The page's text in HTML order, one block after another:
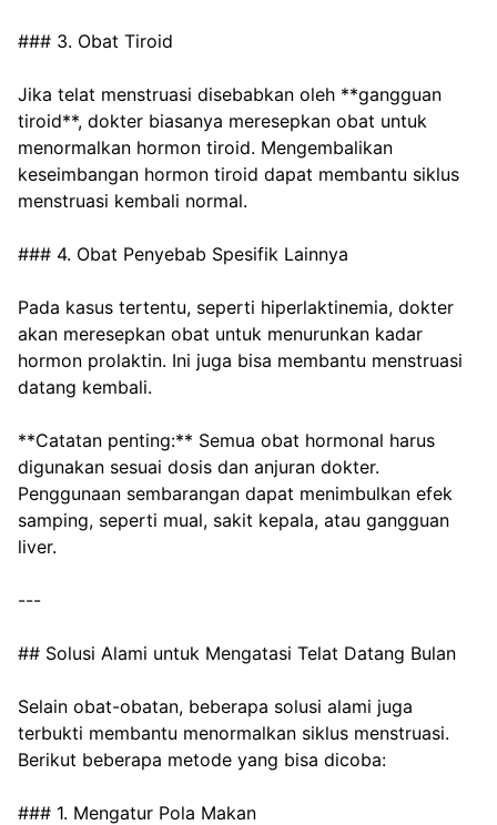
### 3. Obat Tiroid
Jika telat menstruasi disebabkan oleh **gangguan
tiroid**, dokter biasanya meresepkan obat untuk
menormalkan hormon tiroid. Mengembalikan
keseimbangan hormon tiroid dapat membantu siklus
menstruasi kembali normal.
### 4. Obat Penyebab Spesifik Lainnya
Pada kasus tertentu, seperti hiperlaktinemia, dokter
akan meresepkan obat untuk menurunkan kadar
hormon prolaktin. Ini juga bisa membantu menstruasi
datang kembali.
**Catatan penting:** Semua obat hormonal harus
digunakan sesuai dosis dan anjuran dokter.
Penggunaan sembarangan dapat menimbulkan efek
samping, seperti mual, sakit kepala, atau gangguan
liver.
---
## Solusi Alami untuk Mengatasi Telat Datang Bulan
Selain obat-obatan, beberapa solusi alami juga
terbukti membantu menormalkan siklus menstruasi.
Berikut beberapa metode yang bisa dicoba:
### 1. Mengatur Pola Makan